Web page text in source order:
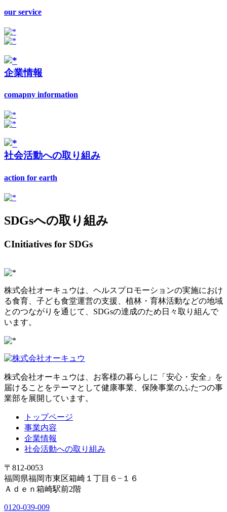
our service
企業情報
comapny information
社会活動への取り組み
action for earth
SDGsへの取り組み
CInitiatives for SDGs
株式会社オーキュウは、ヘルスプロモーションの実施におけ
る食育、子ども食堂運営の支援、植林・育林活動などの地域
とのつながりを通じて、SDGsの達成のため日々取り組んで
います。
株式会社オーキュウは、お客様の暮らしに「安心・安全」を
届けることをテーマとして健康事業、保険事業のふたつの事
業部を展開しています。
トップページ
事業内容
企業情報
社会活動への取り組み
〒812-0053
福岡県福岡市東区箱崎１丁目６−１６
Ａｄｅｎ箱崎駅前2階
0120-039-009